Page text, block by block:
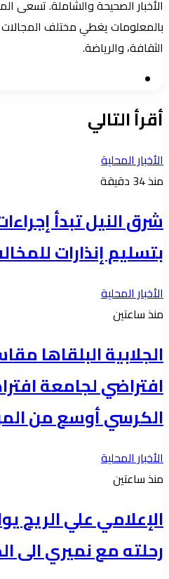
الأخبار الصحيحة والشاملة. تسعى
بالمعلومات يغطي مختلف المجالات
الثقافة، والرياضة.
أقرأ التالي
الأخبار المحلية
منذ 34 دقيقة
شرق النيل تبدأ
بتسليم إنذارات
الأخبار المحلية
منذ ساعتين
الجلابية البلقاها
افتراضي لجامعة
الكرسي أوسع من
الأخبار المحلية
منذ ساعتين
الإعلامي علي الريح
رحلته مع نميري الى